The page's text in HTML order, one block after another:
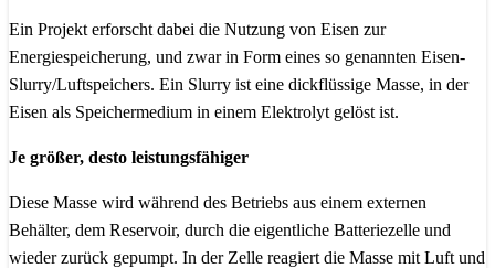
Ein Projekt erforscht dabei die Nutzung von Eisen zur
Energiespeicherung, und zwar in Form eines so genannten Eisen-
Slurry/Luftspeichers. Ein Slurry ist eine dickflüssige Masse, in der
Eisen als Speichermedium in einem Elektrolyt gelöst ist.
Je größer, desto leistungsfähiger
Diese Masse wird während des Betriebs aus einem externen
Behälter, dem Reservoir, durch die eigentliche Batteriezelle und
wieder zurück gepumpt. In der Zelle reagiert die Masse mit Luft und